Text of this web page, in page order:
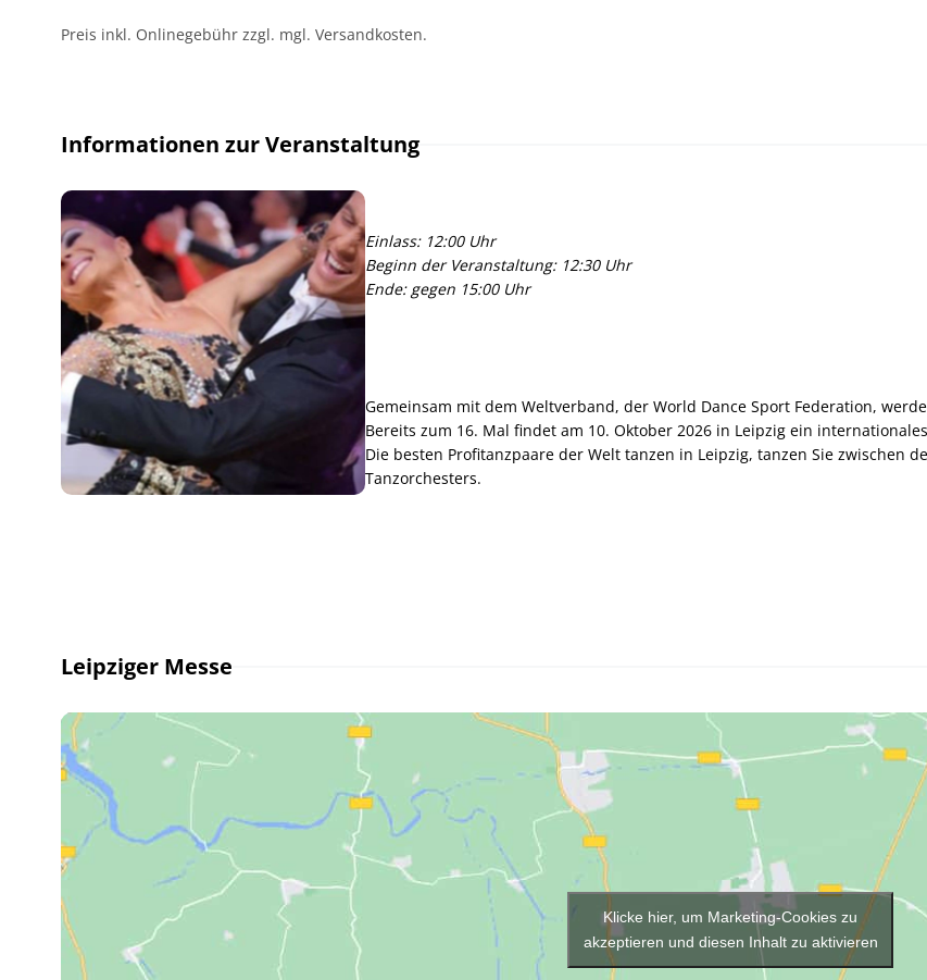
Preis inkl. Onlinegebühr zzgl. mgl. Versandkosten.
Informationen zur Veranstaltung
Einlass: 12:00 Uhr
Beginn der Veranstaltung: 12:30 Uhr
Ende: gegen 15:00 Uhr
Gemeinsam mit dem Weltverband, der World Dance Sport Federation,
Bereits zum 16. Mal findet am 10. Oktober 2026 in Leipzig ein
Die besten Profitanzpaare der Welt tanzen in Leipzig, tanzen Sie zwischen
Tanzorchesters.
Leipziger Messe
Klicke hier, um Marketing-Cookies zu
akzeptieren und diesen Inhalt zu aktivieren